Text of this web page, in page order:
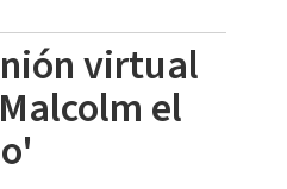
virtual
el